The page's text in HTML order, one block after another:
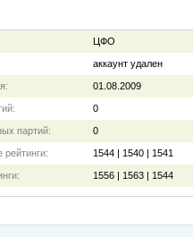
ЦФО
аккаунт удален
01.08.2009
0
партий: 0
рейтинги: 1544 | 1540 | 1541
1556 | 1563 | 1544